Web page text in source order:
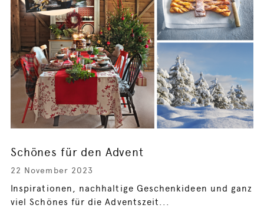
Schönes für den Advent
22 November 2023
Inspirationen, nachhaltige Geschenkideen und ganz
viel Schönes für die Adventszeit...